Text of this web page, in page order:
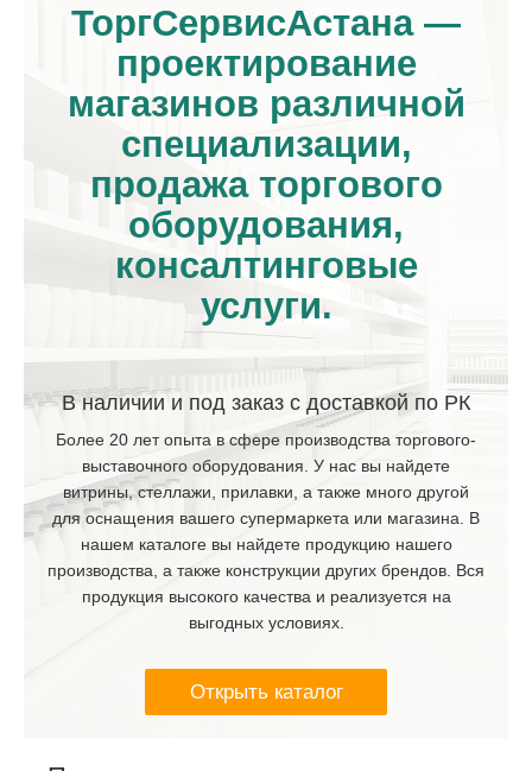
ТоргСервисАстана —
проектирование
магазинов различной
специализации,
продажа торгового
оборудования,
консалтинговые
услуги.
В наличии и под заказ с доставкой по РК
Более 20 лет опыта в сфере производства торгового-
выставочного оборудования. У нас вы найдете
витрины, стеллажи, прилавки, а также много другой
для оснащения вашего супермаркета или магазина. В
нашем каталоге вы найдете продукцию нашего
производства, а также конструкции других брендов. Вся
продукция высокого качества и реализуется на
выгодных условиях.
Открыть каталог